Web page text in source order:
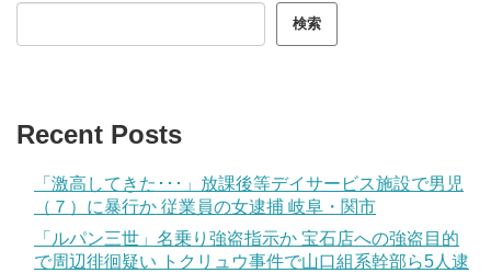
検索
Recent Posts
「激高してきた･･･」放課後等デイサービス施設で男児
（７）に暴行か 従業員の女逮捕 岐阜・関市
「ルパン三世」名乗り強盗指示か 宝石店への強盗目的
で周辺徘徊疑い トクリュウ事件で山口組系幹部ら5人逮